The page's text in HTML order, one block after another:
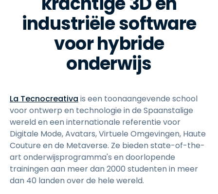
industriële software
voor hybride
onderwijs
La Tecnocreativa is een toonaangevende school
voor ontwerp en technologie in de Spaanstalige
wereld en een internationale referentie voor
Digitale Mode, Avatars, Virtuele Omgevingen, Haute
Couture en de Metaverse. Ze bieden state-of-the-
art onderwijsprogramma's en doorlopende
trainingen aan meer dan 2000 studenten in meer
dan 40 landen over de hele wereld.